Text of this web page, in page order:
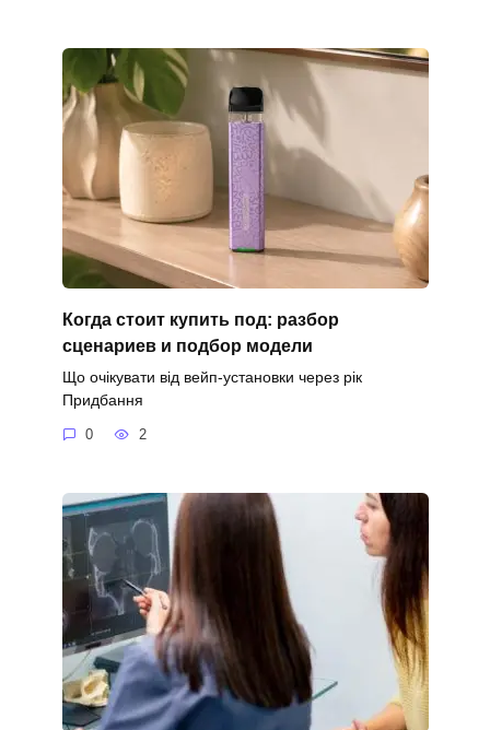
Когда стоит купить под: разбор
сценариев и подбор модели
Що очікувати від вейп-установки через рік
Придбання
0 2